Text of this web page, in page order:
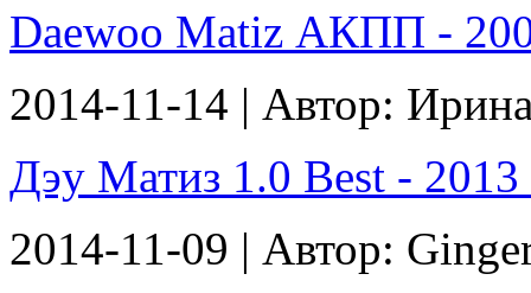
Daewoo Matiz АКПП -
2014-11-14 | Автор:
Дэу Матиз 1.0 Best - 2013
2014-11-09 | Автор: